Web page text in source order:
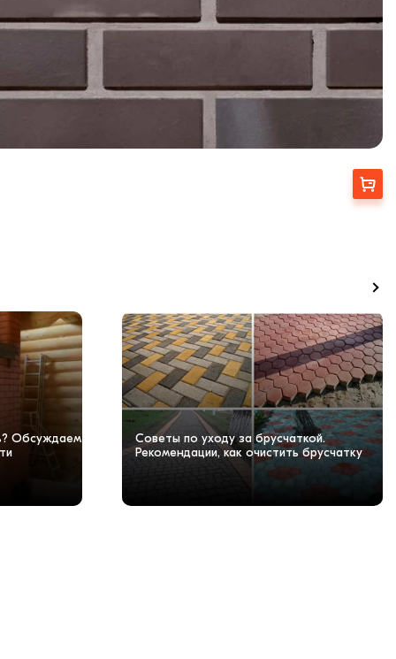
Выбрать
Обсуждаем
Советы по уходу за брусчаткой.
Рекомендации, как очистить брусчатку